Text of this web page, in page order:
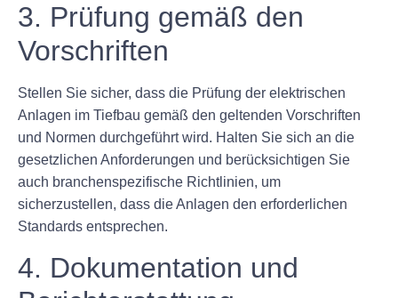
3. Prüfung gemäß den
Vorschriften
Stellen Sie sicher, dass die Prüfung der elektrischen
Anlagen im Tiefbau gemäß den geltenden Vorschriften
und Normen durchgeführt wird. Halten Sie sich an die
gesetzlichen Anforderungen und berücksichtigen Sie
auch branchenspezifische Richtlinien, um
sicherzustellen, dass die Anlagen den erforderlichen
Standards entsprechen.
4. Dokumentation und